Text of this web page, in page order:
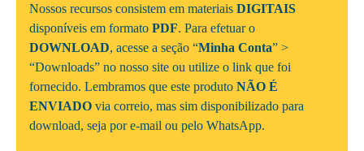
Nossos recursos consistem em materiais DIGITAIS
disponíveis em formato PDF. Para efetuar o
DOWNLOAD, acesse a seção “Minha Conta” >
“Downloads” no nosso site ou utilize o link que foi
fornecido. Lembramos que este produto NÃO É
ENVIADO via correio, mas sim disponibilizado para
download, seja por e-mail ou pelo WhatsApp.